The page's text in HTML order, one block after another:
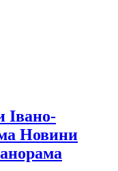
Івано-
Новини